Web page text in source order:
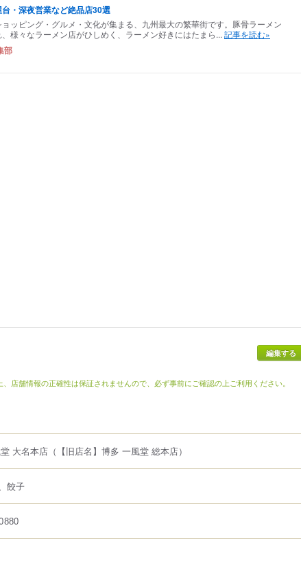
・深夜営業など絶品店30選
ッピング・グルメ・文化が集まる、九州最大の繁華街です。豚骨ラーメン
様々なラーメン店がひしめく、ラーメン好きにはたまら... 記事を読む»
部
店舗情報の正確性は保証されませんので、必ず事前にご確認の上ご利用ください。
大名本店 （【旧店名】博多 一風堂 総本店）
餃子